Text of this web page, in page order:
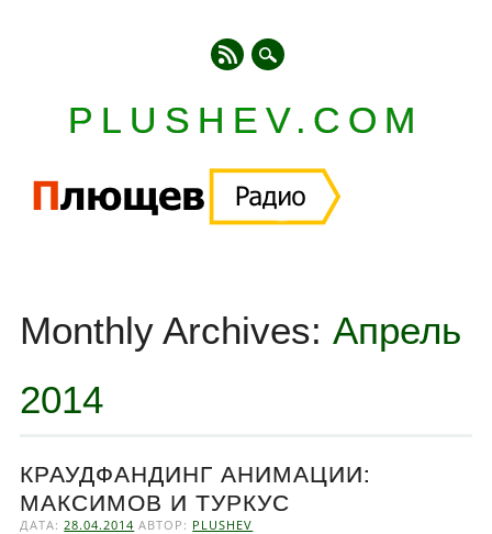
PLUSHEV.COM
content
Monthly Archives: Апрель
2014
КРАУДФАНДИНГ АНИМАЦИИ:
МАКСИМОВ И ТУРКУС
ДАТА:28.04.2014 АВТОР: PLUSHEV